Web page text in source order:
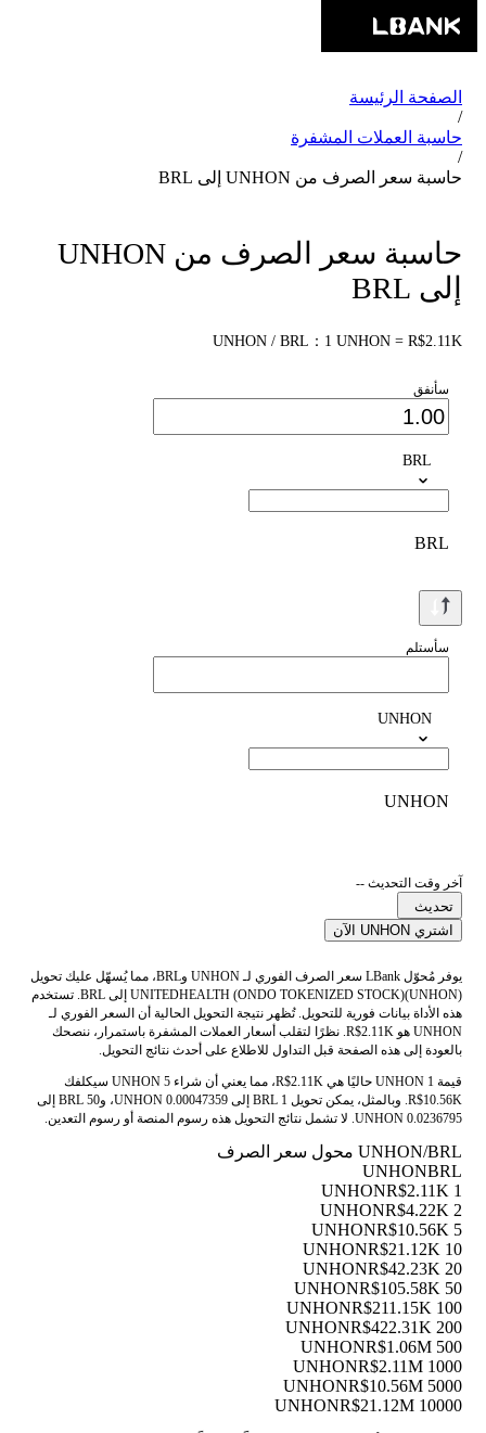
الصفحة الرئيسة
/
حاسبة العملات المشفرة
/
حاسبة سعر الصرف من UNHON إلى BRL
حاسبة سعر الصرف من UNHON
إلى BRL
UNHON / BRL：1 UNHON = R$2.11K
سأنفق
BRL
BRL
سأستلم
UNHON
UNHON
آخر وقت التحديث --
تحديث
اشتري UNHON الآن
يوفر مُحوّل LBank سعر الصرف الفوري لـ UNHON وBRL، مما يُسهّل عليك تحويل
UNITEDHEALTH (ONDO TOKENIZED STOCK)(UNHON) إلى BRL. تستخدم
هذه الأداة بيانات فورية للتحويل. تُظهر نتيجة التحويل الحالية أن السعر الفوري لـ
UNHON هو R$2.11K. نظرًا لتقلب أسعار العملات المشفرة باستمرار، ننصحك
بالعودة إلى هذه الصفحة قبل التداول للاطلاع على أحدث نتائج التحويل.
قيمة 1 UNHON حاليًا هي R$2.11K، مما يعني أن شراء 5 UNHON سيكلفك
R$10.56K. وبالمثل، يمكن تحويل 1 BRL إلى 0.00047359 UNHON، و50 BRL إلى
0.0236795 UNHON. لا تشمل نتائج التحويل هذه رسوم المنصة أو رسوم التعدين.
UNHON/BRL محول سعر الصرف
UNHONBRL
1 UNHON
R$2.11K
2 UNHON
R$4.22K
5 UNHON
R$10.56K
10 UNHON
R$21.12K
20 UNHON
R$42.23K
50 UNHON
R$105.58K
100 UNHON
R$211.15K
200 UNHON
R$422.31K
500 UNHON
R$1.06M
1000 UNHON
R$2.11M
5000 UNHON
R$10.56M
10000 UNHON
R$21.12M